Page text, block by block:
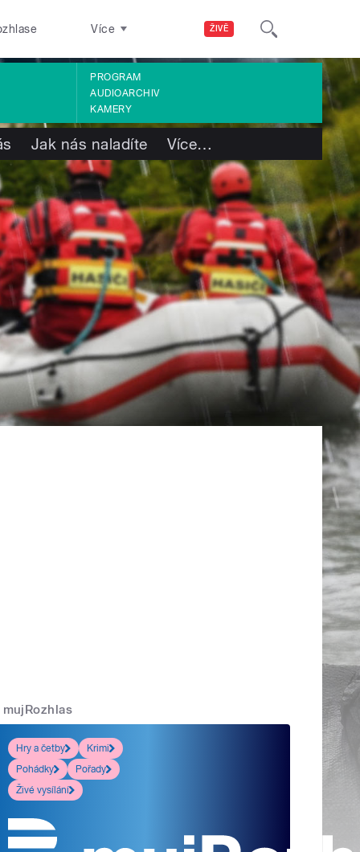
ŽIVĚ
Více
PROGRAM
AUDIOARCHIV
KAMERY
Jak nás naladíte Více…
mujRozhlas
Hry a četby
Krimi
Pohádky
Pořady
Živé vysílání